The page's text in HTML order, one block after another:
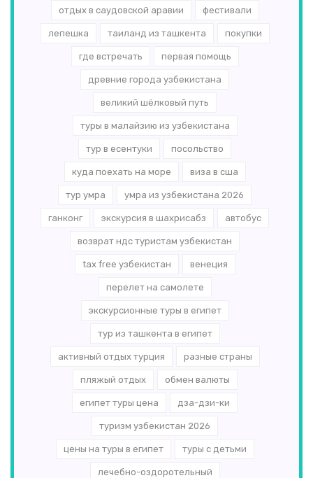
отдых в саудовской аравии фестивали
лепешка таиланд из ташкента покупки
где встречать первая помощь
древние города узбекистана
великий шёлковый путь
туры в малайзию из узбекистана
тур в есентуки посольство
куда поехать на море виза в сша
тур умра умра из узбекистана 2026
ганконг экскурсия в шахрисабз автобус
возврат ндс туристам узбекистан
tax free узбекистан венеция
перелет на самолете
экскурсионные туры в египет
тур из ташкента в египет
активный отдых турция разные страны
пляжый отдых обмен валюты
египет туры цена дза-дзи-ки
туризм узбекистан 2026
цены на туры в египет туры с детьми
лечебно-оздоротельный